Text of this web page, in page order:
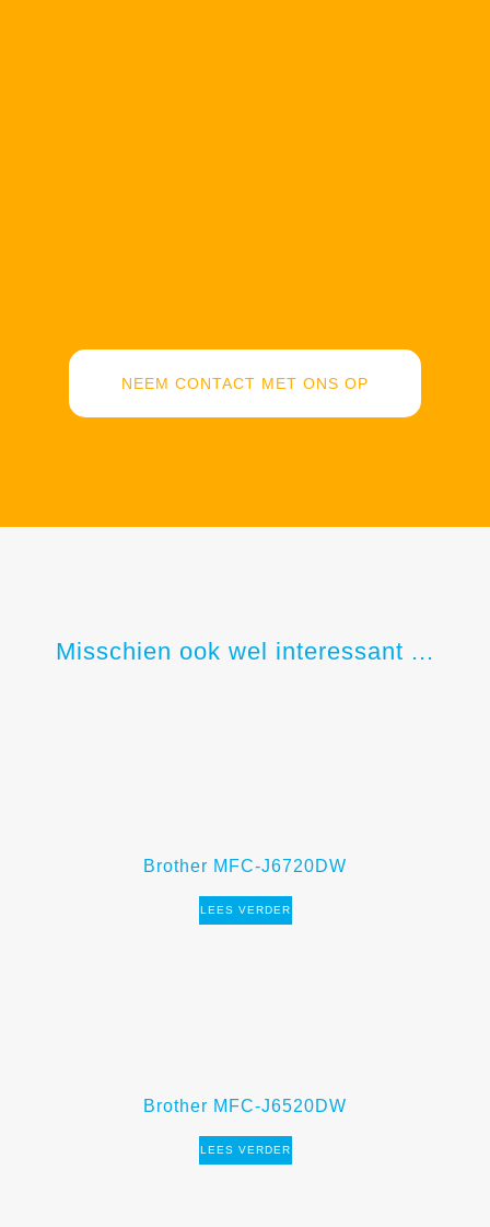
NEEM CONTACT MET ONS OP
Misschien ook wel interessant ...
Brother MFC-J6720DW
LEES VERDER
Brother MFC-J6520DW
LEES VERDER